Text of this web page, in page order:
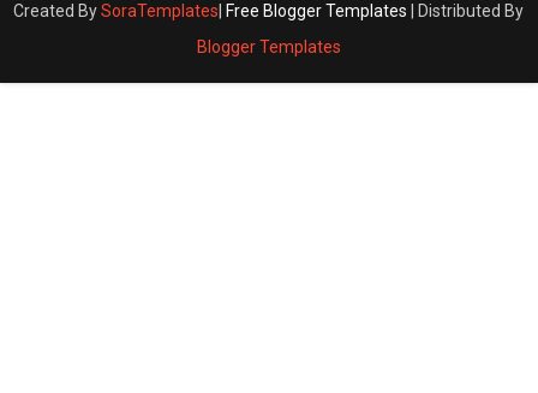
Created BySoraTemplates Free Blogger Templates | Distributed By
Blogger Templates